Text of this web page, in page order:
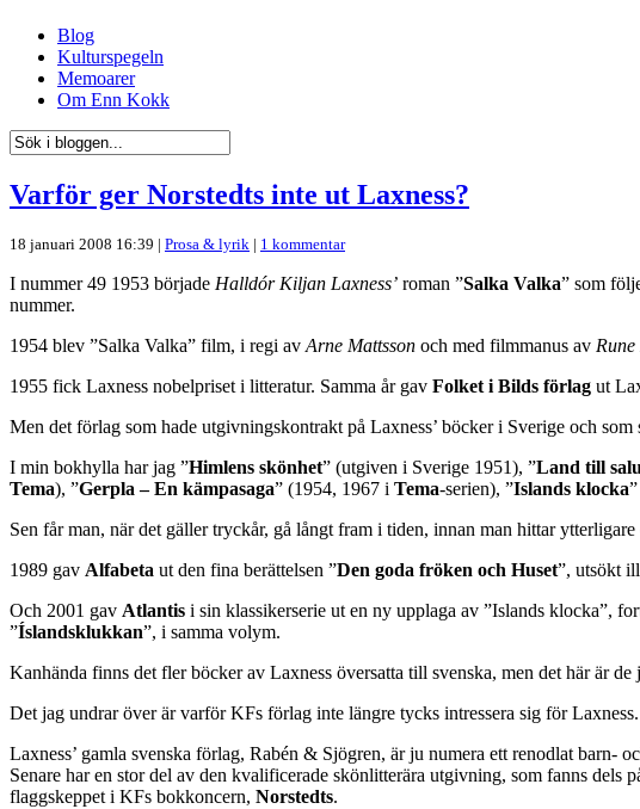
Blog
Kulturspegeln
Memoarer
Om Enn Kokk
Varför ger Norstedts inte ut Laxness?
18 januari 2008 16:39 | Prosa & lyrik | 1 kommentar
I nummer 49 1953 började Halldór Kiljan Laxness’ roman ”Salka Valka” som
nummer.
1954 blev ”Salka Valka” film, i regi av Arne Mattsson och med filmmanus av
1955 fick Laxness nobelpriset i litteratur. Samma år gav Folket i Bilds förlag ut
Men det förlag som hade utgivningskontrakt på Laxness’ böcker i Sverige och
I min bokhylla har jag ”Himlens skönhet” (utgiven i Sverige 1951), ”Land till salu
Tema), ”Gerpla – En kämpasaga” (1954, 1967 i Tema-serien), ”Islands klocka
Sen får man, när det gäller tryckår, gå långt fram i tiden, innan man hittar
1989 gav Alfabeta ut den fina berättelsen ”Den goda fröken och Huset”, utsökt
Och 2001 gav Atlantis i sin klassikerserie ut en ny upplaga av ”Islands klocka”,
”Íslandsklukkan”, i samma volym.
Kanhända finns det fler böcker av Laxness översatta till svenska, men det här är de
Det jag undrar över är varför KFs förlag inte längre tycks intressera sig för Laxness.
Laxness’ gamla svenska förlag, Rabén & Sjögren, är ju numera ett renodlat
Senare har en stor del av den kvalificerade skönlitterära utgivning, som fanns dels
flaggskeppet i KFs bokkoncern, Norstedts.